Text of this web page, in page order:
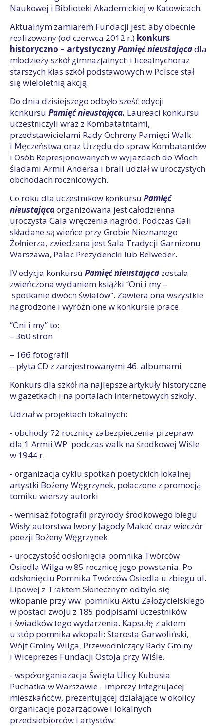
Naukowej i Biblioteki Akademickiej w Katowicach.
Aktualnym zamiarem Fundacji jest, aby obecnie
realizowany (od czerwca 2012 r.) konkurs
historyczno – artystycznyPamięć nieustającadla
młodzieży szkół gimnazjalnych i licealnychoraz
starszych klas szkół podstawowych w Polsce stał
się wieloletnią akcją.
Do dnia dzisiejszego odbyło sześć edycji
konkursu Pamięć nieustająca. Laureaci konkursu
uczestniczyli wraz z Kombatatntami,
przedstawicielami Rady Ochrony Pamięci Walk
i Męczeństwa oraz Urzędu do spraw Kombatantów
i Osób Represjonowanych w wyjazdach do Włoch
śladami Armii Andersa i brali udział w uroczystych
obchodach rocznicowych.
Co roku dla uczestników konkursu Pamięć
nieustającaorganizowana jest całodzienna
uroczysta Gala wręczenia nagród. Podczas Gali
składane są wieńce przy Grobie Nieznanego
Żołnierza, zwiedzana jest Sala Tradycji Garnizonu
Warszawa, Pałac Prezydencki lub Belweder.
IV edycja konkursu Pamięć nieustająca została
zwieńczona wydaniem książki “Oni i my –
spotkanie dwóch światów”. Zawiera ona wszystkie
nagrodzone i wyróżnione w konkursie prace.
“Oni i my” to:
– 360 stron
– 166 fotografii
– płyta CD z zarejestrowanymi 46. albumami
Konkurs dla szkół na najlepsze artykuły historyczne
w gazetkach i na portalach internetowych szkoły.
Udział w projektach lokalnych:
- obchody 72 rocznicy zabezpieczenia przepraw
dla 1 Armii WP podczas walk na środkowej Wiśle
w 1944 r.
- organizacja cyklu spotkań poetyckich lokalnej
artystki Bożeny Węgrzynek, połaczone z promocją
tomiku wierszy autorki
- wernisaż fotografii przyrody środkowego biegu
Wisły autorstwa Iwony Jagody Makoć oraz wieczór
poezji Bożeny Węgrzynek
- uroczystość odsłonięcia pomnika Twórców
Osiedla Wilga w 85 rocznicę jego powstania. Po
odsłonięciu Pomnika Twórców Osiedla u zbiegu ul.
Lipowej z Traktem Słonecznym odbyło się
wkopanie przy ww. pomniku Aktu Założycielskiego
w postaci zwoju z 185 podpisami uczestników
i świadków tego wydarzenia. Kapsułę z aktem
u stóp pomnika wkopali: Starosta Garwoliński,
Wójt Gminy Wilga, Przewodniczący Rady Gminy
i Wiceprezes Fundacji Ostoja przy Wiśle.
- współorganiazacja Święta Ulicy Kubusia
Puchatka w Warszawie - imprezy integrujacej
mieszkańców, prezentującej działające w okolicy
organicacje pozarządowe i lokalnych
przedsiebiorców i artystów.